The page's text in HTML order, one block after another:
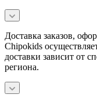
Доставка заказов,
Chipokids
доставки зависит от
региона.